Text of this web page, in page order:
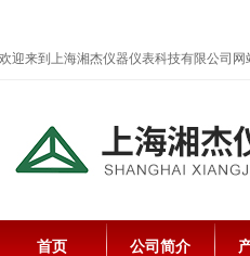
欢迎来到上海湘杰仪器仪表科技有限公司网
首页 公司简介